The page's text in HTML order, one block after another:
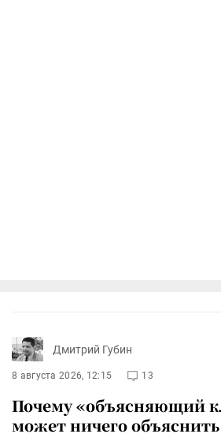
Дмитрий Губин
8 августа 2026, 12:15 13
Почему «объясняющий
может ничего объяснить